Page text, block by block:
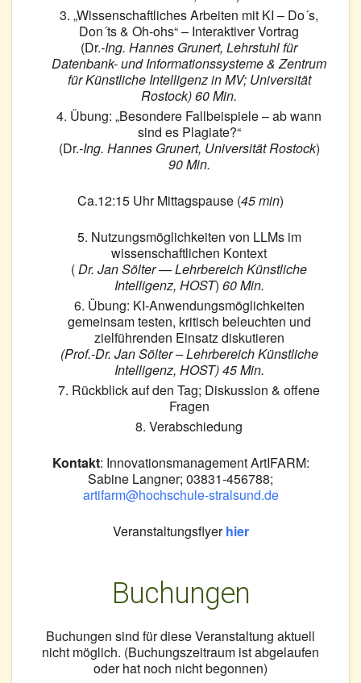
„Wissenschaftliches Arbeiten mit KI – Do´s,
Don´ts & Oh-ohs“ – Interaktiver Vortrag
(Dr.-Ing. Hannes Grunert, Lehrstuhl für
Datenbank- und Informationssysteme & Zentrum
für Künstliche Intelligenz in MV; Universität
Rostock)60 Min.
Übung: „Besondere Fallbeispiele – ab wann
sind es Plagiate?“
(Dr.-Ing. Hannes Grunert, Universität Rostock)
90 Min.
Ca.12:15 Uhr Mittagspause (45 min)
Nutzungsmöglichkeiten von LLMs im
wissenschaftlichen Kontext
( Dr. Jan Sölter — Lehrbereich Künstliche
Intelligenz, HOST) 60 Min.
Übung: KI-Anwendungsmöglichkeiten
gemeinsam testen, kritisch beleuchten und
zielführenden Einsatz diskutieren
(Prof.-Dr. Jan Sölter – Lehrbereich Künstliche
Intelligenz, HOST) 45 Min.
Rückblick auf den Tag; Diskussion & offene
Fragen
Verabschiedung
Kontakt: Innovationsmanagement ArtIFARM:
Sabine Langner; 03831-456788;
artifarm@hochschule-stralsund.de
Veranstaltungsflyerhier
Buchungen
Buchungen sind für diese Veranstaltung aktuell
nicht möglich. (Buchungszeitraum ist abgelaufen
oder hat noch nicht begonnen)